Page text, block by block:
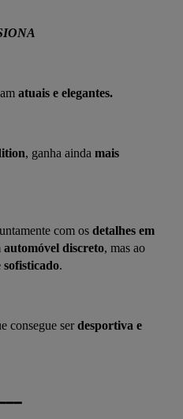
atuais e elegantes.
, ganha ainda mais
com os detalhes em
automóvel discreto
sofisticado.
consegue ser desportiva e